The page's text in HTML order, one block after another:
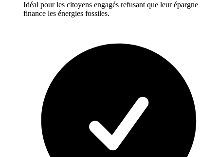
Idéal pour les citoyens engagés refusant que leur épargne
finance les énergies fossiles.